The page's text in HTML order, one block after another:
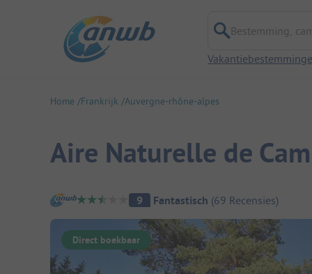
Bestemming,
Home Frankrijk Auvergne-rhône-alpes
Aire Naturelle de
Camping overzicht
9 Fantastisch (69 Recensies)
Direct boekbaar